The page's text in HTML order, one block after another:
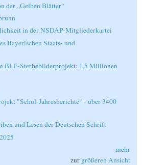
der „Gelben Blätter“
in der NSDAP-Mitgliederkartei
Bayerischen Staats- und
BLF-Sterbebilderprojekt: 1,5 Millionen
"Schul-Jahresberichte" - über 3400
und Lesen der Deutschen Schrift
mehr
zur größeren Ansicht